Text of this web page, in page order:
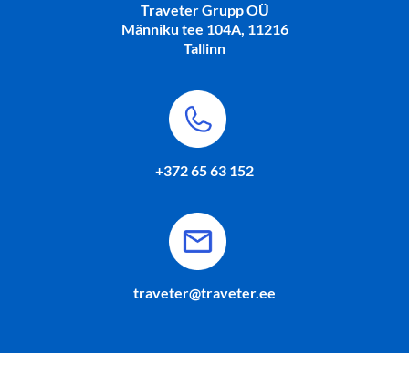
Traveter Grupp OÜ
Männiku tee 104A, 11216
Tallinn
+372 65 63 152
traveter@traveter.ee